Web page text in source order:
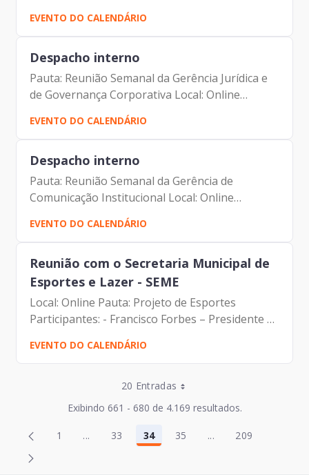
Participantes: - Francisco Forbes – Presidente |
Prodam-SP - André Tomiatto de Oliveira -
Assessor da...
EVENTO DO CALENDÁRIO
Despacho interno
Pauta: Reunião Semanal da Gerência Jurídica e
de Governança Corporativa Local: Online
Participantes: - Francisco Forbes – Presidente |
Prodam-SP - André Tomiatto - Assessor da
Presidência |...
EVENTO DO CALENDÁRIO
Despacho interno
Pauta: Reunião Semanal da Gerência de
Comunicação Institucional Local: Online
Participantes: - Francisco Forbes – Presidente |
Prodam-SP - André Tomiatto - Assessor da
Presidência | Prodam-SP -...
EVENTO DO CALENDÁRIO
Reunião com o Secretaria Municipal de
Esportes e Lazer - SEME
Local: Online Pauta: Projeto de Esportes
Participantes: - Francisco Forbes – Presidente |
Prodam-SP - André Tomiatto - Assessor da
Presidência | Prodam-SP - Tiago Luz - Assessor
EVENTO DO CALENDÁRIO
20 Entradas
Entradas por Página
Entradas por Página
Entradas por Página
Exibindo 661 - 680 de 4.169 resultados.
Página
1 ...Páginas intermediárias Usar ABA para
Página
Página
Página
33 Página
34 Página
35 ...Páginas
Página
36
Página
209